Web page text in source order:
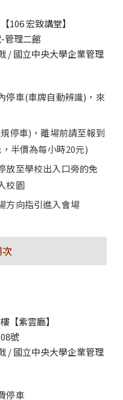
106 宏致講堂】
管理二館
/ 國立中央大學企業管理
停車(車牌自動辨識)，來
停車)，離場前請至報到
半價為每小時20元)
放至學校出入口旁的免
校園
方向指引進入會場
次
【紫雲廳】
號
/ 國立中央大學企業管理
停車